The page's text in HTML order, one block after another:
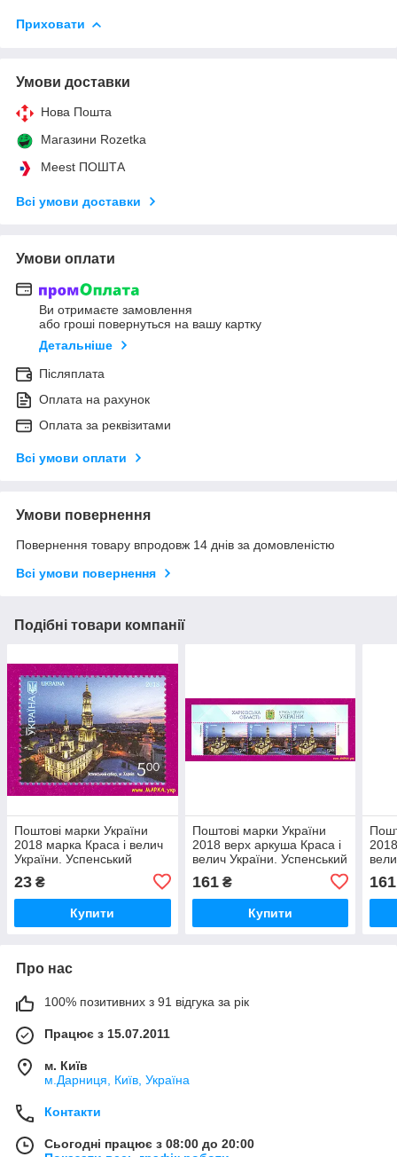
Приховати
Умови доставки
Нова Пошта
Магазини Rozetka
Meest ПОШТА
Всі умови доставки
Умови оплати
Ви отримаєте замовлення
або гроші повернуться на вашу картку
Детальніше
Післяплата
Оплата на рахунок
Оплата за реквізитами
Всі умови оплати
Умови повернення
Повернення товару впродовж 14 днів за домовленістю
Всі умови повернення
Подібні товари компанії
Поштові марки України
2018 марка Краса і велич
України. Успенський
23 ₴
Купити
Поштові марки України
2018 верх аркуша Краса і
велич України. Успенський
161₴
Купити
161
Про нас
100% позитивних з 91 відгука за рік
Працює з 15.07.2011
м. Київ
м.Дарниця, Київ, Україна
Контакти
Сьогодні працює з 08:00 до 20:00